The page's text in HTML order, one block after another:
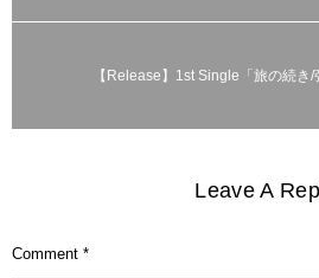
【Release】1st Single「旅の続
Leave A
Comment *